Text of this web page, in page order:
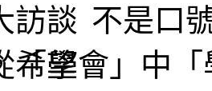
不是口
「學會」中